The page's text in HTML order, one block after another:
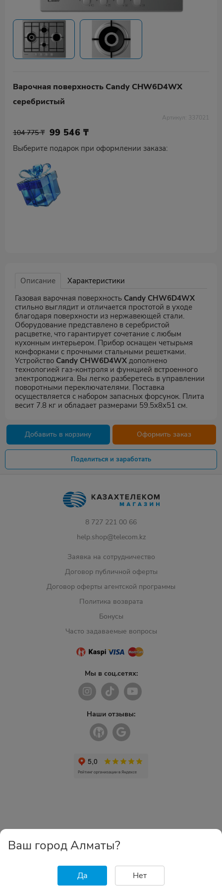
Варочная поверхность Candy CHW6D4WX
серебристый
Артикул: 337021
104 775 ₸ 99 546 ₸
Выберите подарок при оформлении заказа:
Описание
Характеристики
Газовая варочная поверхность Candy CHW6D4WX
стильно выглядит и отличается простотой в уходе
благодаря поверхности из нержавеющей стали.
Оборудование представлено в серебристой
расцветке, что гарантирует сочетание с любым
кухонным интерьером. Прибор оснащен четырьмя
конфорками с прочными стальными решетками.
Устройство Candy CHW6D4WX дополнено
технологией газ-контроля и функцией встроенного
электроподжига. Вы легко разберетесь в управлении
поворотными переключателями. Поставка
осуществляется с набором запасных форсунок. Плита
весит 7.8 кг и обладает размерами 59.5x8x51 см.
Добавить в корзину Оформить заказ
Поделиться и заработать
8 727 221 00 66
help.shop@telecom.kz
Заявка на сотрудничество
Договор публичной оферты
Договор оферты агентской программы
Политика возврата
Бонусы
Часто задаваемые вопросы
Мы в соц.сетях:
Наши отзывы:
Ваш город Алматы?
Да Нет